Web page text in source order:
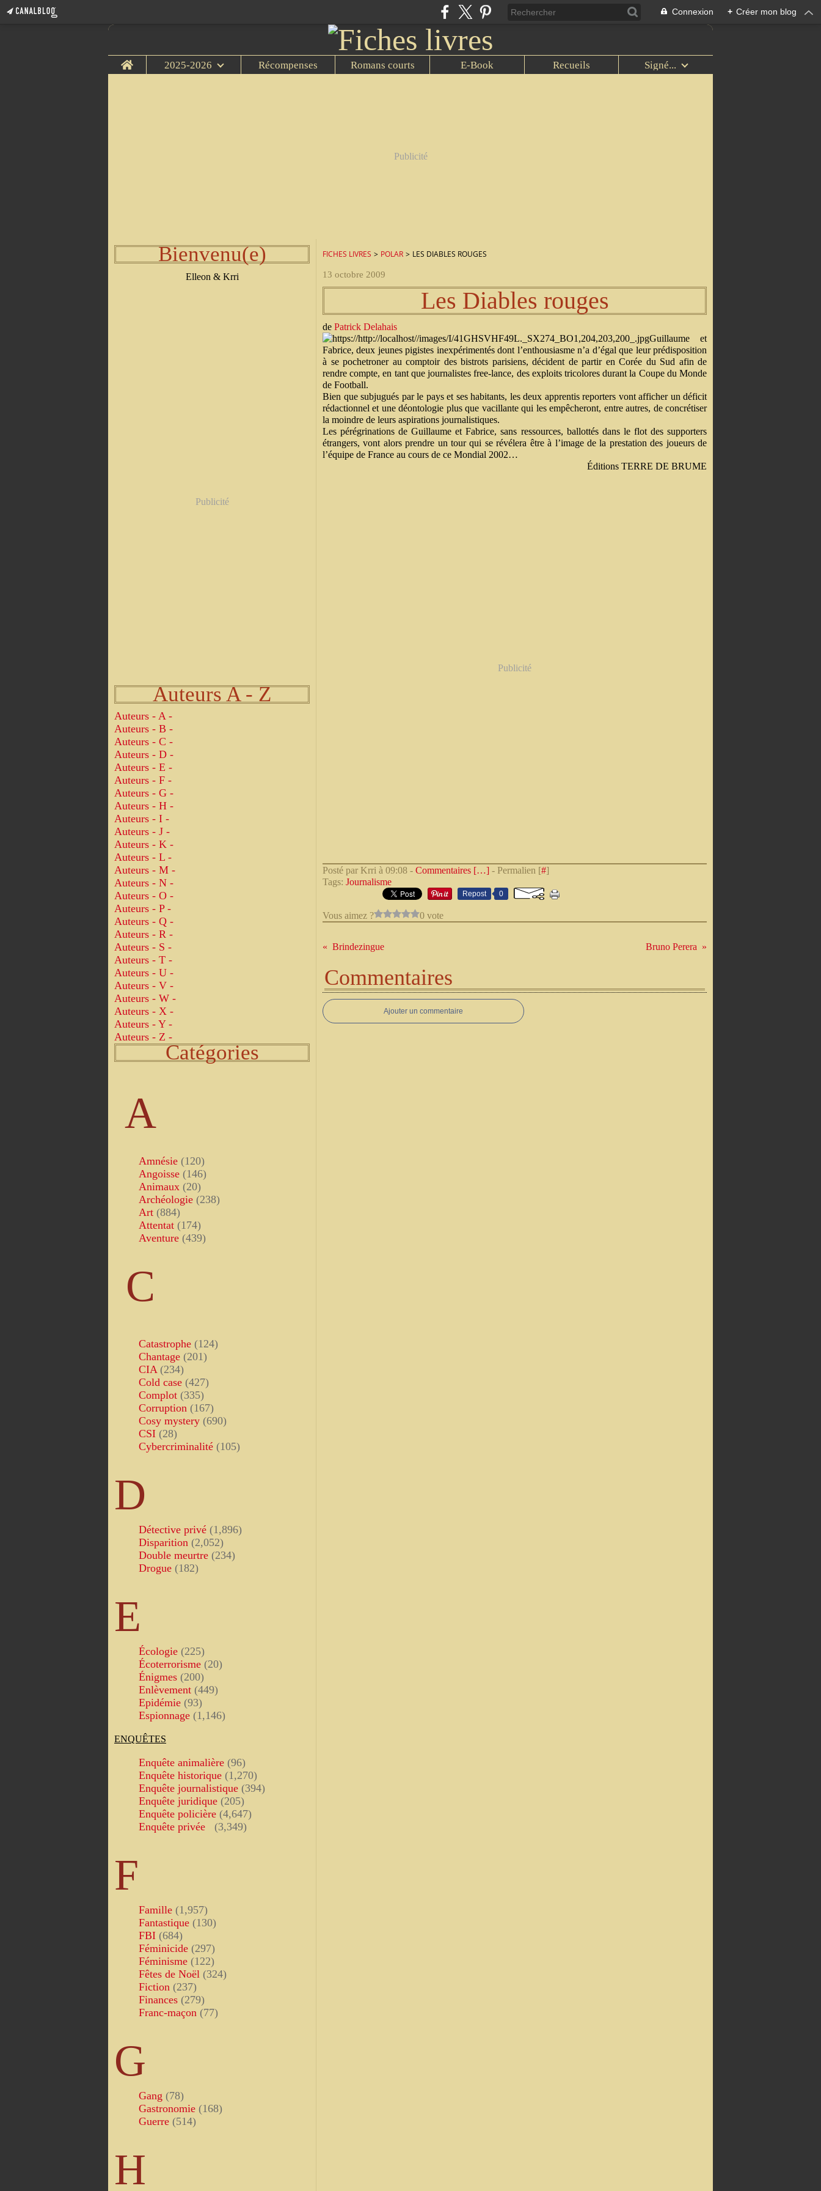
Connexion + Créer mon blog
Home 2025-2026 Récompenses Romans courts E-Book Recueils Signé...
Publicité
Bienvenu(e)
Elleon & Krri
Publicité
Auteurs A - Z
Auteurs - A -
Auteurs - B -
Auteurs - C -
Auteurs - D -
Auteurs - E -
Auteurs - F -
Auteurs - G -
Auteurs - H -
Auteurs - I -
Auteurs - J -
Auteurs - K -
Auteurs - L -
Auteurs - M -
Auteurs - N -
Auteurs - O -
Auteurs - P -
Auteurs - Q -
Auteurs - R -
Auteurs - S -
Auteurs - T -
Auteurs - U -
Auteurs - V -
Auteurs - W -
Auteurs - X -
Auteurs - Y -
Auteurs - Z -
Catégories
A
Amnésie (120)
Angoisse (146)
Animaux (20)
Archéologie (238)
Art (884)
Attentat (174)
Aventure (439)
C
Catastrophe (124)
Chantage (201)
CIA (234)
Cold case (427)
Complot (335)
Corruption (167)
Cosy mystery (690)
CSI (28)
Cybercriminalité (105)
D
Détective privé (1,896)
Disparition (2,052)
Double meurtre (234)
Drogue (182)
E
Écologie (225)
Écoterrorisme (20)
Énigmes (200)
Enlèvement (449)
Epidémie (93)
Espionnage (1,146)
ENQUÊTES
Enquête animalière (96)
Enquête historique (1,270)
Enquête journalistique (394)
Enquête juridique (205)
Enquête policière (4,647)
Enquête privée
(3,349)
F
Famille (1,957)
Fantastique (130)
FBI (684)
Féminicide (297)
Féminisme (122)
Fêtes de Noël (324)
Fiction (237)
Finances (279)
Franc-maçon (77)
G
Gang (78)
Gastronomie (168)
Guerre (514)
H
FICHES LIVRES > POLAR > LES DIABLES ROUGES
13 octobre 2009
Les Diables rouges
de Patrick Delahais
Guillaume et
Fabrice, deux jeunes pigistes inexpérimentés dont l’enthousiasme n’a d’égal que leur prédisposition
à se pochetroner au comptoir des bistrots parisiens, décident de partir en Corée du Sud afin de
rendre compte, en tant que journalistes free-lance, des exploits tricolores durant la Coupe du Monde
de Football.
Bien que subjugués par le pays et ses habitants, les deux apprentis reporters vont afficher un déficit
rédactionnel et une déontologie plus que vacillante qui les empêcheront, entre autres, de concrétiser
la moindre de leurs aspirations journalistiques.
Les pérégrinations de Guillaume et Fabrice, sans ressources, ballottés dans le flot des supporters
étrangers, vont alors prendre un tour qui se révélera être à l’image de la prestation des joueurs de
l’équipe de France au cours de ce Mondial 2002…
Éditions TERRE DE BRUME
Publicité
Posté par Krri à 09:08 - Commentaires […] - Permalien [#]
Tags: Journalisme
Repost 0
Vous aimez ? 0 vote
Brindezingue Bruno Perera
Commentaires
Ajouter un commentaire